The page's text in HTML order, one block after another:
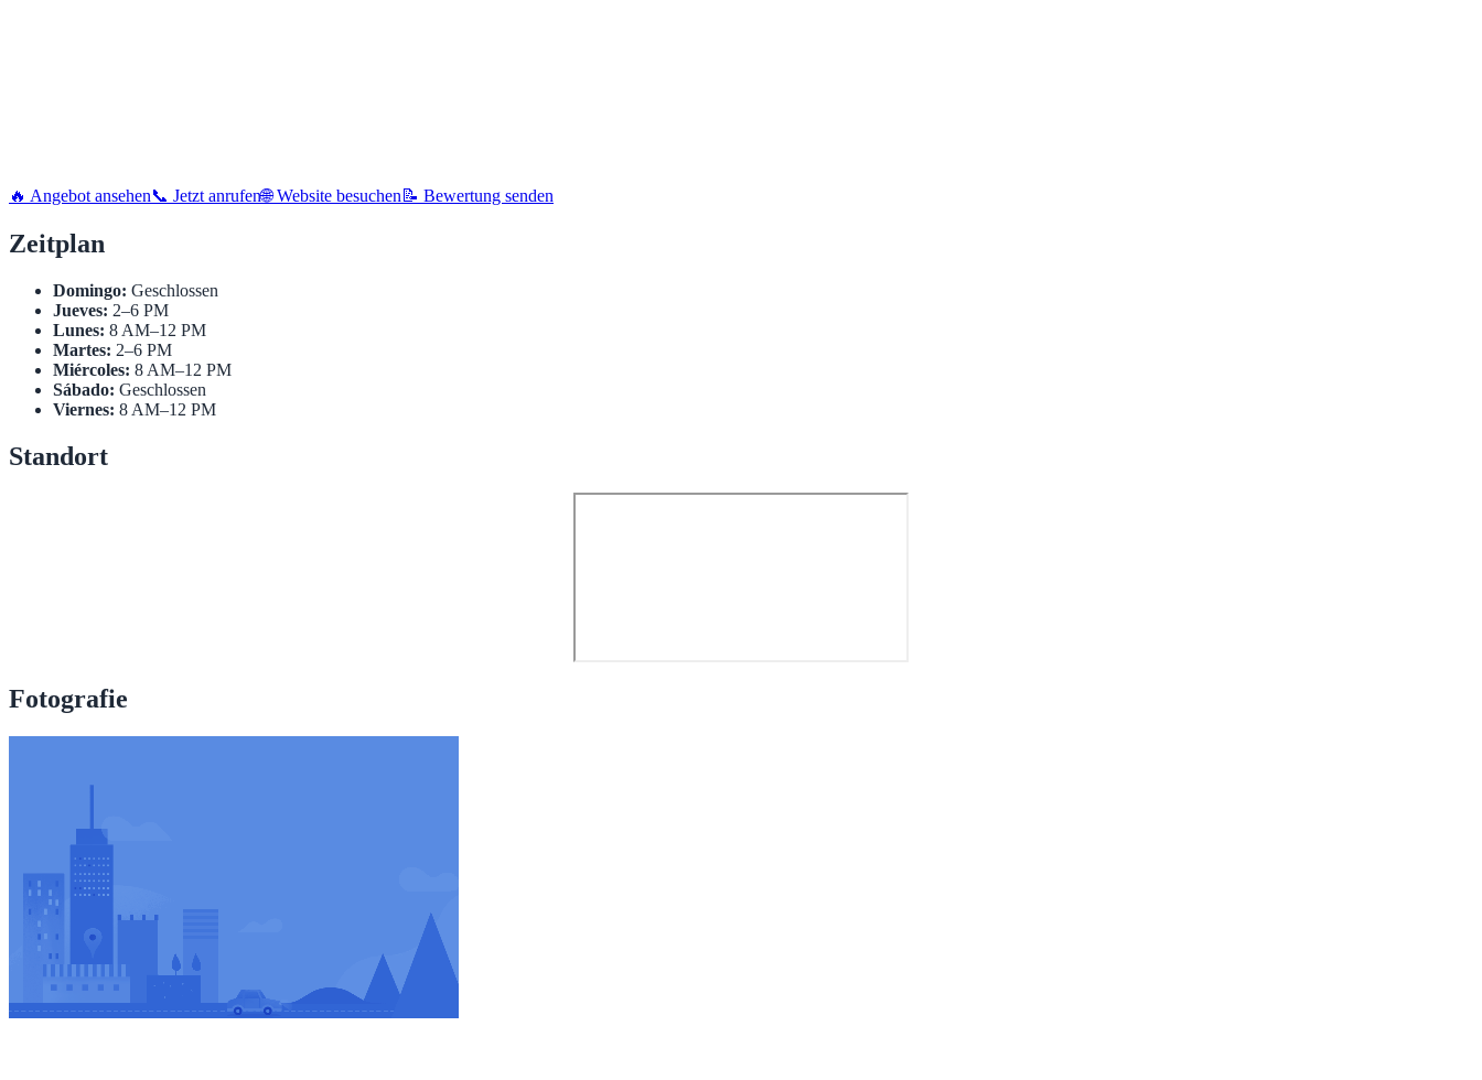
🔥 Angebot ansehen📞 Jetzt anrufen🌐 Website besuchen 📝 Bewertung senden
Zeitplan
Domingo: Geschlossen
Jueves: 2–6 PM
Lunes: 8 AM–12 PM
Martes: 2–6 PM
Miércoles: 8 AM–12 PM
Sábado: Geschlossen
Viernes: 8 AM–12 PM
Standort
Fotografie